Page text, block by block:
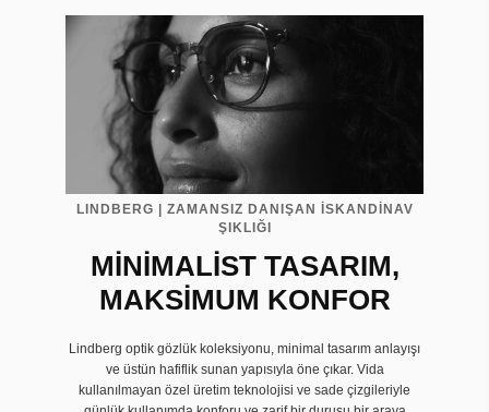
LINDBERG | ZAMANSIZ DANIŞAN İSKANDİNAV
ŞIKLIĞI
MİNİMALİST TASARIM,
MAKSİMUM KONFOR
Lindberg optik gözlük koleksiyonu, minimal tasarım anlayışı
ve üstün hafiflik sunan yapısıyla öne çıkar. Vida
kullanılmayan özel üretim teknolojisi ve sade çizgileriyle